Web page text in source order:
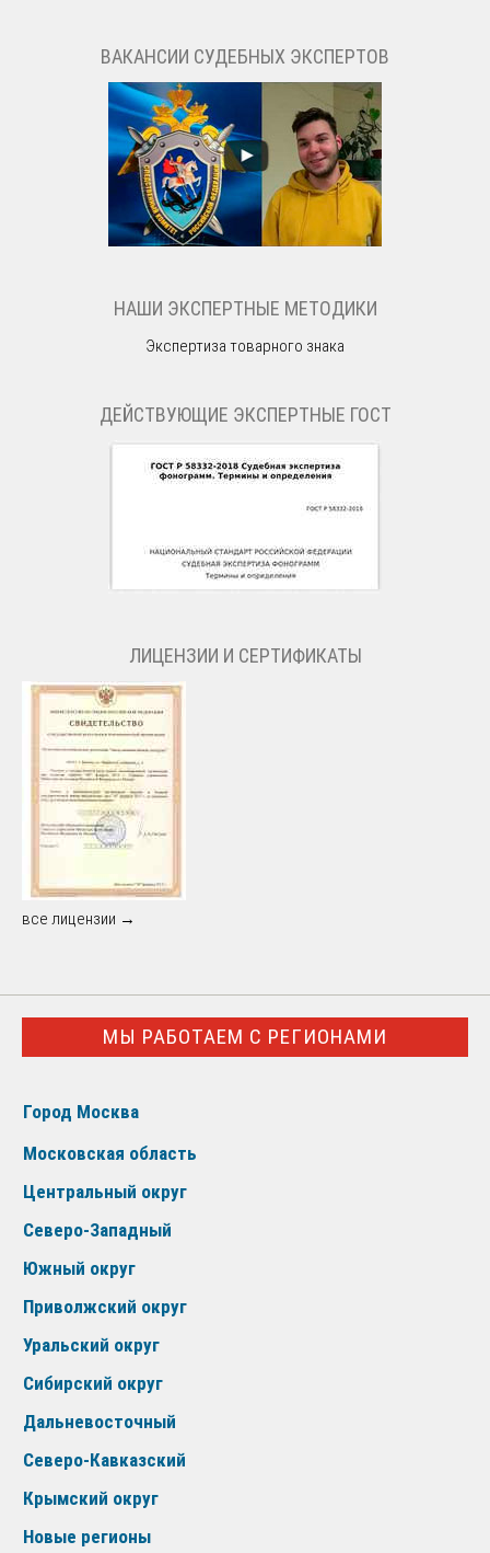
ВАКАНСИИ СУДЕБНЫХ ЭКСПЕРТОВ
НАШИ ЭКСПЕРТНЫЕ МЕТОДИКИ
Экспертиза товарного знака
ДЕЙСТВУЮЩИЕ ЭКСПЕРТНЫЕ ГОСТ
ЛИЦЕНЗИИ И СЕРТИФИКАТЫ
все лицензии →
МЫ РАБОТАЕМ С РЕГИОНАМИ
Город Москва
Московская область
Центральный округ
Северо-Западный
Южный округ
Приволжский округ
Уральский округ
Сибирский округ
Дальневосточный
Северо-Кавказский
Крымский округ
Новые регионы